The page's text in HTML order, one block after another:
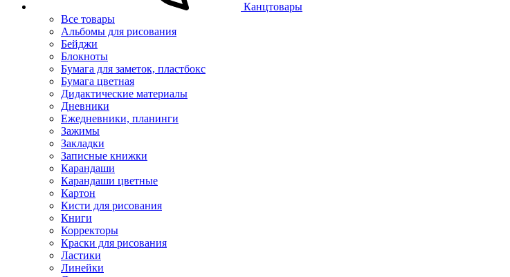
Канцтовары
Все товары
Альбомы для рисования
Бейджи
Блокноты
Бумага для заметок, пластбокс
Бумага цветная
Дидактические материалы
Дневники
Ежедневники, планинги
Зажимы
Закладки
Записные книжки
Карандаши
Карандаши цветные
Картон
Кисти для рисования
Книги
Корректоры
Краски для рисования
Ластики
Линейки